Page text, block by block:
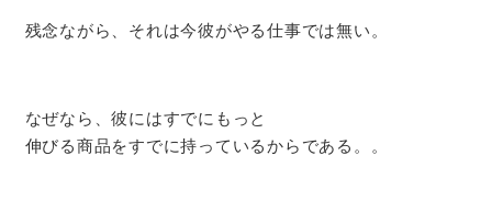
残念ながら、それは今彼がやる仕事では無い。
なぜなら、彼にはすでにもっと
伸びる商品をすでに持っているからである。。